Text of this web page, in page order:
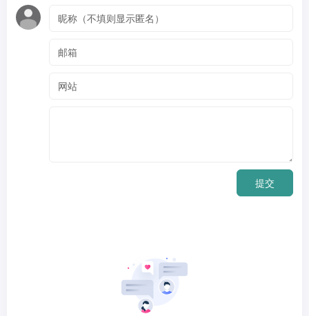
提交